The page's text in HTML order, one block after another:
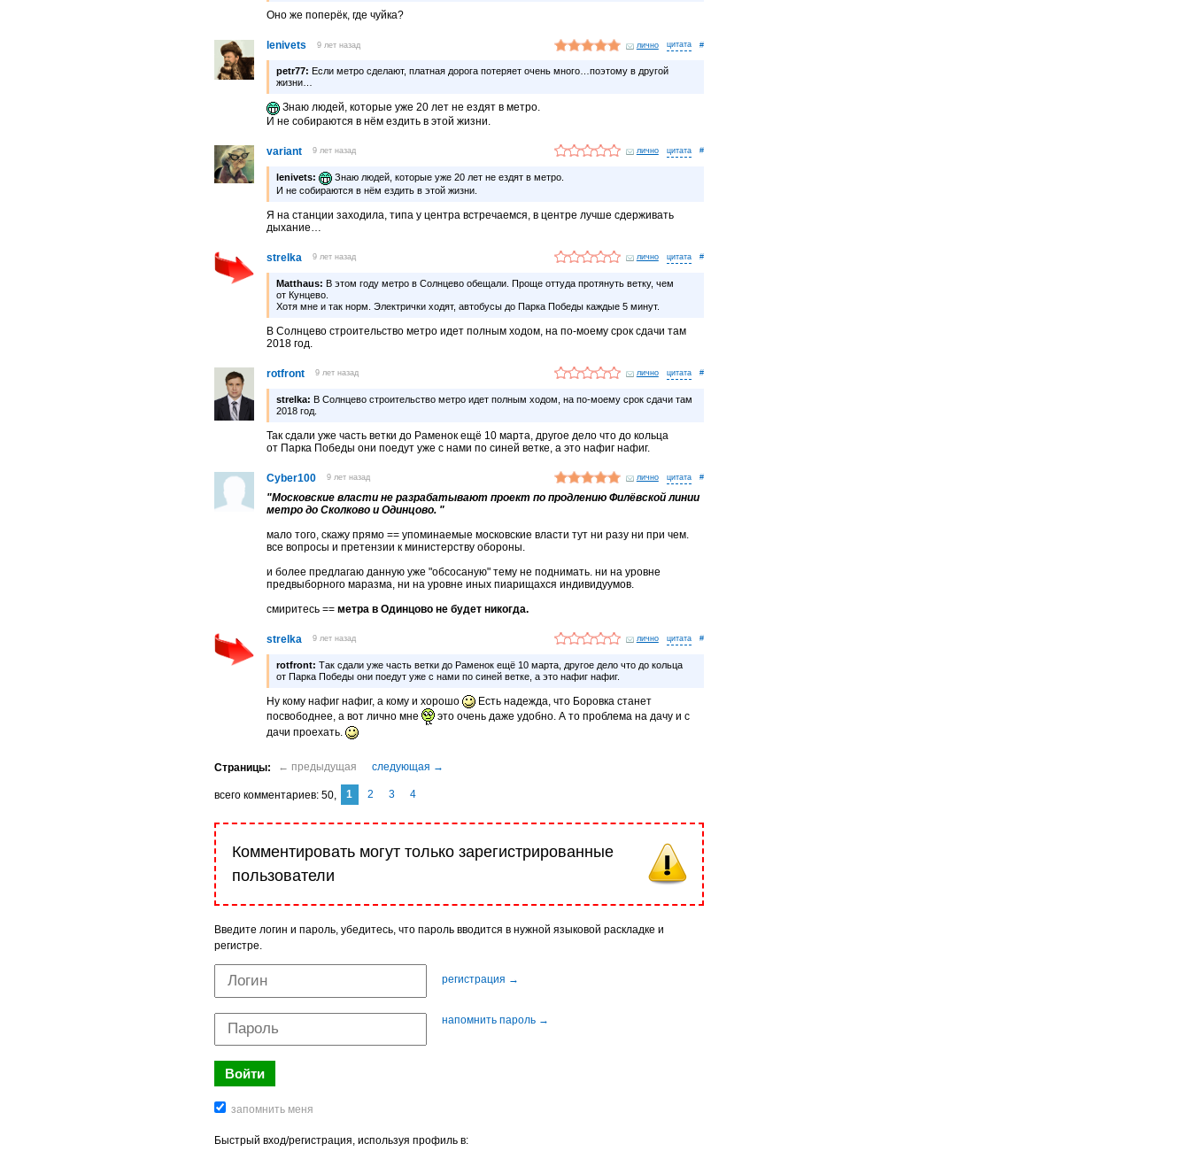
Оно же поперёк, где чуйка?
lenivets 9 лет назад лично #
petr77: Если метро сделают, платная дорога потеряет очень много…поэтому в другой
жизни…
Знаю людей, которые уже 20 лет не ездят в метро.
И не собираются в нём ездить в этой жизни.
variant 9 лет назад лично #
lenivets:
Знаю людей, которые уже 20 лет не ездят в метро.
И не собираются в нём ездить в этой жизни.
Я на станции заходила, типа у центра встречаемся, в центре лучше сдерживать
дыхание…
strelka 9 лет назад лично #
Matthaus: В этом году метро в Солнцево обещали. Проще оттуда протянуть ветку, чем
от Кунцево.
Хотя мне и так норм. Электрички ходят, автобусы до Парка Победы каждые 5 минут.
В Солнцево строительство метро идет полным ходом, на по-моему срок сдачи там
2018 год.
rotfront 9 лет назад лично #
strelka: В Солнцево строительство метро идет полным ходом, на по-моему срок сдачи там
2018 год.
Так сдали уже часть ветки до Раменок ещё 10 марта, другое дело что до кольца
от Парка Победы они поедут уже с нами по синей ветке, а это нафиг нафиг.
Cyber100 9 лет назад лично #
"Московские власти не разрабатывают проект по продлению Филёвской линии
метро до Сколково и Одинцово. "
мало того, скажу прямо == упоминаемые московские власти тут ни разу ни при чем.
все вопросы и претензии к министерству обороны.
и более предлагаю данную уже "обсосаную" тему не поднимать. ни на уровне
предвыборного маразма, ни на уровне иных пиарищахся индивидуумов.
смиритесь ==метра в Одинцово не будет никогда.
strelka 9 лет назад лично #
rotfront: Так сдали уже часть ветки до Раменок ещё 10 марта, другое дело что до кольца
от Парка Победы они поедут уже с нами по синей ветке, а это нафиг нафиг.
Ну кому нафиг нафиг, а кому и хорошо
Есть надежда, что Боровка станет
посвободнее, а вот лично мне
это очень даже удобно. А то проблема на дачу и с
дачи проехать.
комментариев 50 1 2 3 4
Комментировать могут только зарегистрированные
пользователи
Введите логин и пароль, убедитесь, что пароль вводится в нужной языковой раскладке и
регистре.
регистрация →
напомнить пароль →
Быстрый вход/регистрация, используя профиль в: